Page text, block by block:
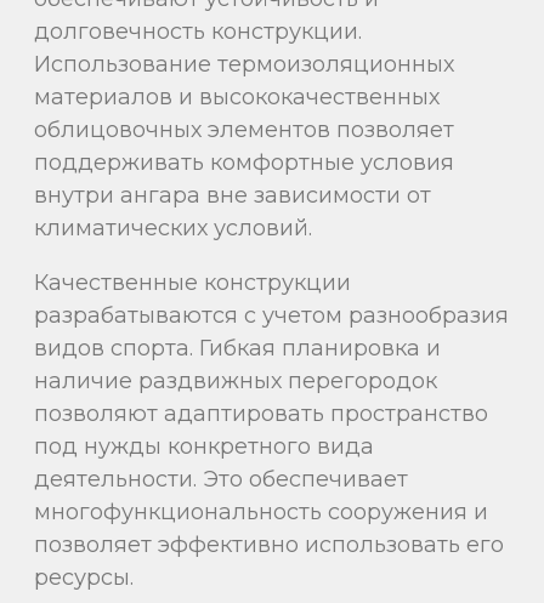
долговечность конструкции.
Использование термоизоляционных
материалов и высококачественных
облицовочных элементов позволяет
поддерживать комфортные условия
внутри ангара вне зависимости от
климатических условий.
Качественные конструкции
разрабатываются с учетом разнообразия
видов спорта. Гибкая планировка и
наличие раздвижных перегородок
позволяют адаптировать пространство
под нужды конкретного вида
деятельности. Это обеспечивает
многофункциональность сооружения и
позволяет эффективно использовать его
ресурсы.